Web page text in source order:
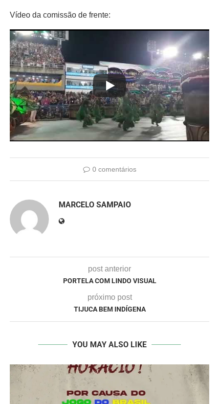
Vídeo da comissão de frente:
0 comentários
MARCELO SAMPAIO
post anterior
PORTELA COM LINDO VISUAL
próximo post
TIJUCA BEM INDÍGENA
YOU MAY ALSO LIKE